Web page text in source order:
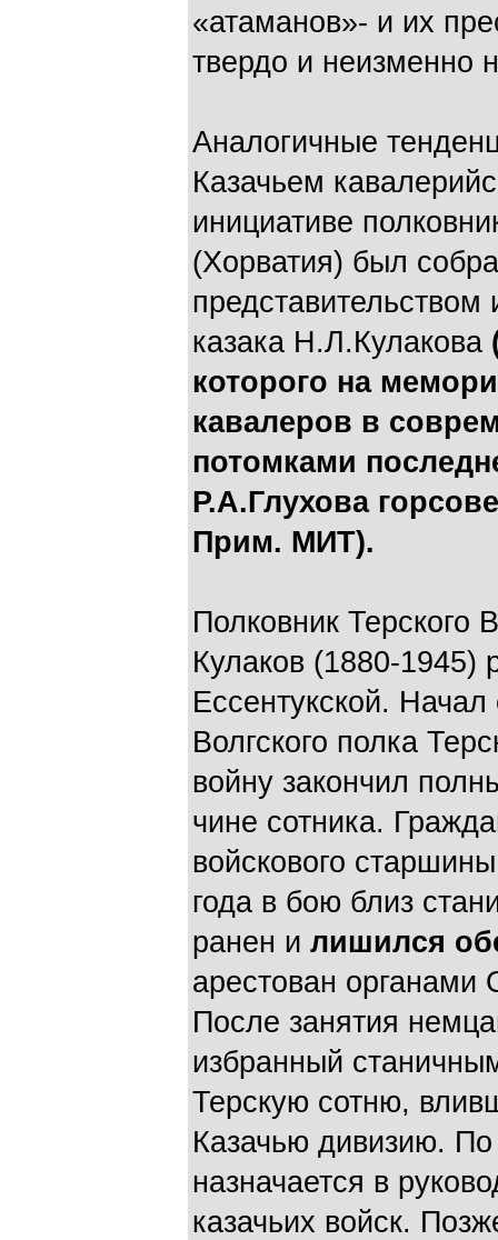
«атаманов»- и их
твердо и неизменно
Аналогичные
Казачьем
инициативе
(Хорватия) был
представительством
казака Н.Л.Кулакова
которого на
кавалеров в
потомками
Р.А.Глухова
Прим. МИТ).
Полковник Терского
Кулаков (1880-1945)
Ессентукской.
Волгского полка
войну закончил
чине сотника.
войскового
года в бою близ
ранен и лишился
арестован
После занятия
избранный
Терскую сотню,
Казачью дивизию.
назначается в
казачьих войск.